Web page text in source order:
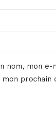
nom, mon e-
prochain